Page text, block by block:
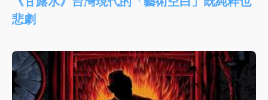
悲劇